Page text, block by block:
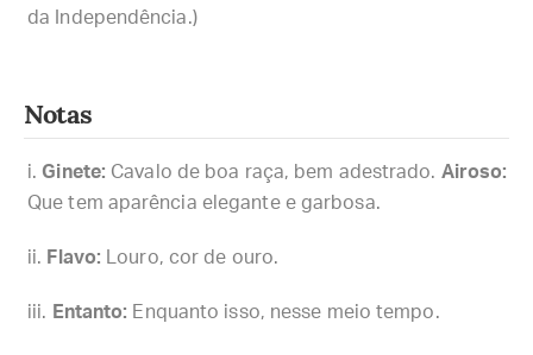
da Independência.)
Notas
Ginete: Cavalo de boa raça, bem adestrado. Airoso:
Que tem aparência elegante e garbosa.
Flavo: Louro, cor de ouro.
Entanto: Enquanto isso, nesse meio tempo.